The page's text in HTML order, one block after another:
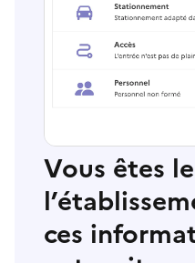
Vous êtes
ces